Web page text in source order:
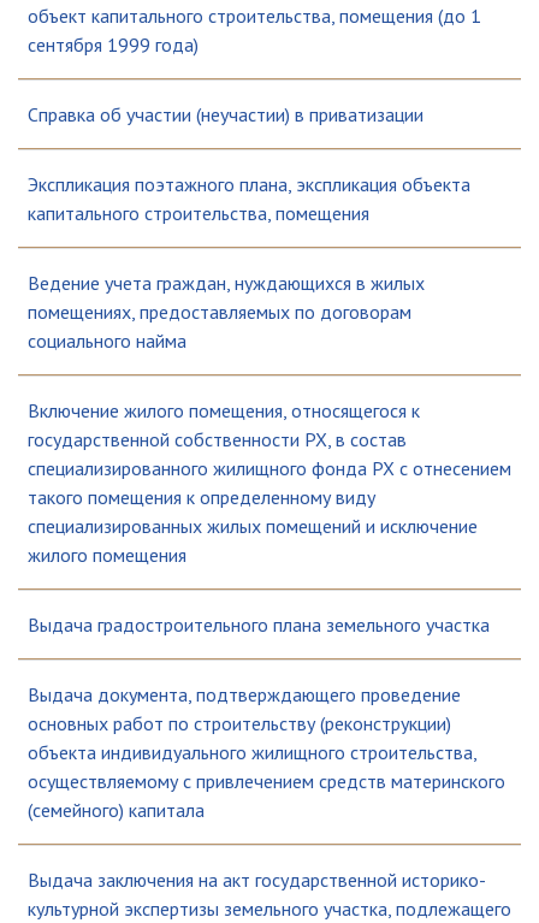
объект капитального строительства, помещения (до 1
сентября 1999 года)
Справка об участии (неучастии) в приватизации
Экспликация поэтажного плана, экспликация объекта
капитального строительства, помещения
Ведение учета граждан, нуждающихся в жилых
помещениях, предоставляемых по договорам
социального найма
Включение жилого помещения, относящегося к
государственной собственности РХ, в состав
специализированного жилищного фонда РХ с отнесением
такого помещения к определенному виду
специализированных жилых помещений и исключение
жилого помещения
Выдача градостроительного плана земельного участка
Выдача документа, подтверждающего проведение
основных работ по строительству (реконструкции)
объекта индивидуального жилищного строительства,
осуществляемому с привлечением средств материнского
(семейного) капитала
Выдача заключения на акт государственной историко-
культурной экспертизы земельного участка, подлежащего